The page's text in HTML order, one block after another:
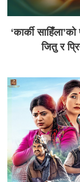
‘कार्की
जितु र